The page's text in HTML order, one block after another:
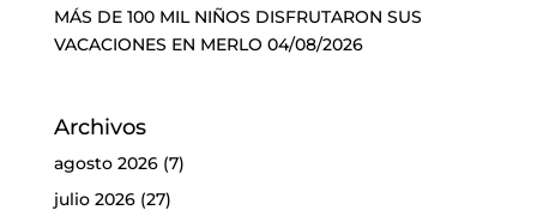
MÁS DE 100 MIL NIÑOS DISFRUTARON SUS
VACACIONES EN MERLO 04/08/2026
Archivos
agosto 2026(7)
julio 2026(27)